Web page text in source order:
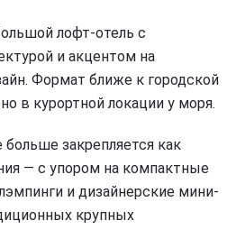
лофт-отель с
и акцентом на
Формат ближе к городской
в курортной локации у моря.
закрепляется как
— с упором на компактные
и дизайнерские мини-
крупных